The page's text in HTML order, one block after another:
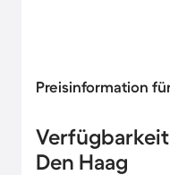
Preisinformation
Den Haag